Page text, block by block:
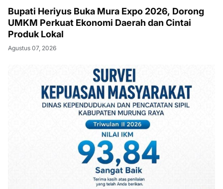
Bupati Heriyus Buka Mura Expo 2026, Dorong
UMKM Perkuat Ekonomi Daerah dan Cintai
Produk Lokal
Agustus 07, 2026